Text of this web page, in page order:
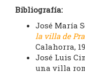
Bibliografía:
José María
la villa de
Calahorra,
José Luis
una villa